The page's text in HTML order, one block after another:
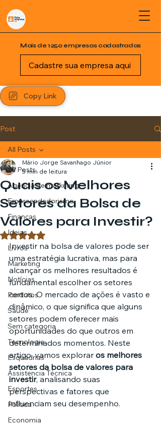
Mais de 1250 empresas cadastradas
Cadastre sua empresa aqui
Copy Link
Post
All Posts
Agência de marketing
Empreendedorismo
Finanças
Ideias
Livros
Marketing
Notícias
Pordutos
Saúde
Sem categoria
Tecnologia
Esquadrias
Assistencia Técnica
Esportes
Política
Economia
All Posts
Quais os Melhores
Setores da Bolsa de
Valores para Investir?
Mário Jorge Savanhago Júnior
5 min de leitura
Avaliado com NaN de 5 estrelas.
Investir na bolsa de valores pode ser
uma estratégia lucrativa, mas para
alcançar os melhores resultados é
fundamental escolher os setores
certos. O mercado de ações é vasto e
dinâmico, o que significa que alguns
setores podem oferecer mais
oportunidades do que outros em
determinados momentos. Neste
artigo, vamos explorar os melhores
setores da bolsa de valores para
investir, analisando suas
perspectivas e fatores que
influenciam seu desempenho.